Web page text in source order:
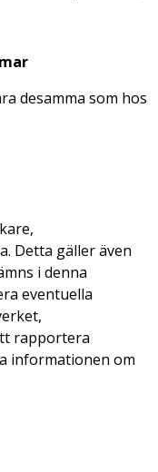
desamma som hos
Detta gäller även
i denna
eventuella
rapportera
informationen om